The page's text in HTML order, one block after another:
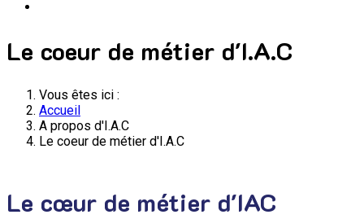
Le coeur de métier d'I.A.C
Vous êtes ici :
Accueil
A propos d'I.A.C
Le coeur de métier d'I.A.C
Le cœur de métier d'IAC